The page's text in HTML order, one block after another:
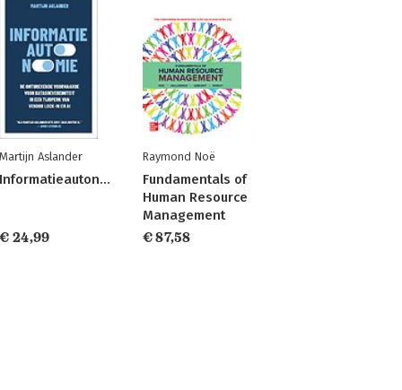
Martijn Aslander
Informatieautonomie
€ 24,99
Raymond Noë
Fundamentals of
Human Resource
Management
€ 87,58